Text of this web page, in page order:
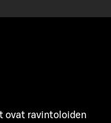
ovat ravintoloiden